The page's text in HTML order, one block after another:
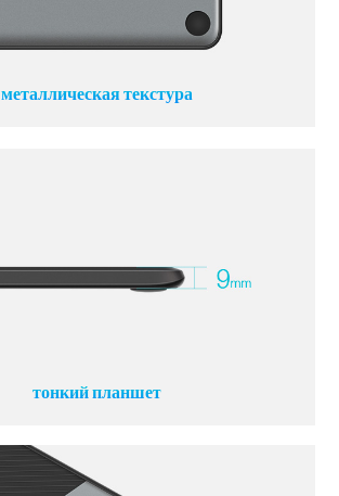
металлическая текстура
тонкий планшет